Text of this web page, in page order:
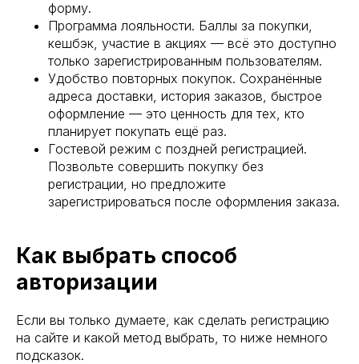
форму.
Программа лояльности. Баллы за покупки,
кешбэк, участие в акциях — всё это доступно
только зарегистрированным пользователям.
Удобство повторных покупок. Сохранённые
адреса доставки, история заказов, быстрое
оформление — это ценность для тех, кто
планирует покупать ещё раз.
Гостевой режим с поздней регистрацией.
Позвольте совершить покупку без
регистрации, но предложите
зарегистрироваться после оформления заказа.
Как выбрать способ
авторизации
Если вы только думаете, как сделать регистрацию
на сайте и какой метод выбрать, то ниже немного
подсказок.